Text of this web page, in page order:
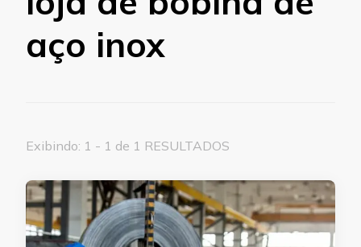
aço inox
Exibindo: 1 - 1 de 1 RESULTADOS